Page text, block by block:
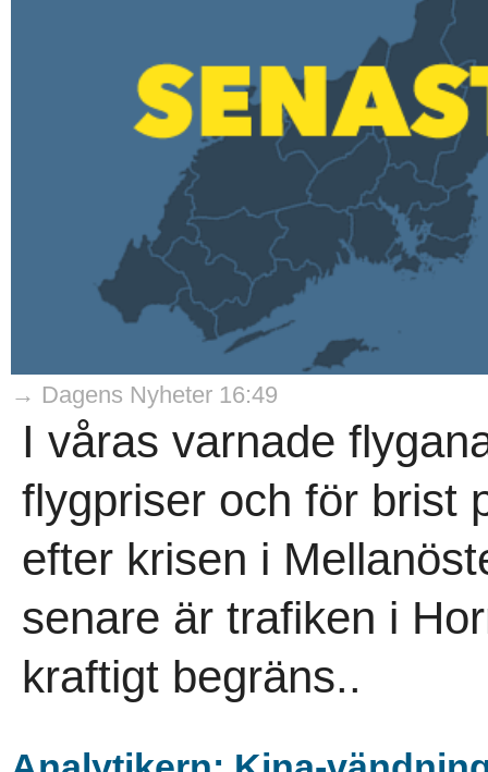
→ Dagens Nyheter 16:49
I våras varnade
flygpriser och för brist
efter krisen i
senare är trafiken i
kraftigt begräns..